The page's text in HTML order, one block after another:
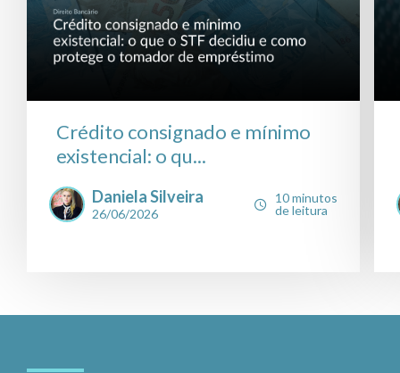
Crédito consignado e mínimo
existencial: o qu...
Daniela Silveira
26/06/2026
10 minutos
de leitura